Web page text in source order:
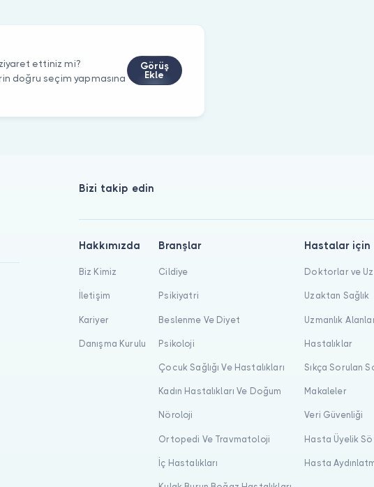
ziyaret ettiniz mi?
doğru seçim yapmasına
Görüş
Ekle
Bizi takip edin
Hakkımızda
Biz Kimiz
İletişim
Kariyer
Danışma Kurulu
Branşlar
Cildiye
Psikiyatri
Beslenme Ve Diyet
Psikoloji
Çocuk Sağlığı Ve Hastalıkları
Kadın Hastalıkları Ve Doğum
Nöroloji
Ortopedi Ve Travmatoloji
İç Hastalıkları
Hastalar için
Doktorlar ve
Uzaktan Sağlık
Uzmanlık
Hastalıklar
Sıkça Sorulan
Makaleler
Veri Güvenliği
Hasta Üyelik
Hasta